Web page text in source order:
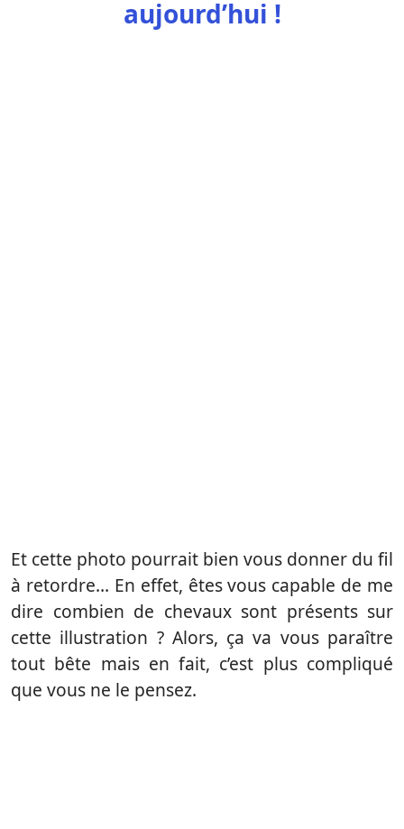
aujourd’hui !
Et cette photo pourrait bien vous donner du fil
à retordre… En effet, êtes vous capable de me
dire combien de chevaux sont présents sur
cette illustration ? Alors, ça va vous paraître
tout bête mais en fait, c’est plus compliqué
que vous ne le pensez.